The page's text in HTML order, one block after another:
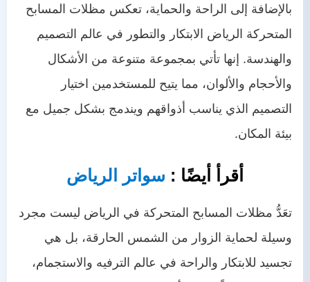
بالإضافة إلى الراحة والحماية، تعكس مظلات المسابح
المتحركة الرياض الابتكار والتطور في عالم التصميم
والهندسة. إنها تأتي بمجموعة متنوعة من الأشكال
والأحجام والألوان، مما يتيح للمستخدمين اختيار
التصميم الذي يناسب أذواقهم ويندمج بشكل جميل مع
بيئة المكان.
أقرأ أيضًا : سواتر الرياض
تعَدُّ مظلات المسابح المتحركة في الرياض ليست مجرد
وسيلة لحماية الزوار من الشمس الحارقة، بل هي
تجسيد للابتكار والراحة في عالم الترفيه والاستجمام،